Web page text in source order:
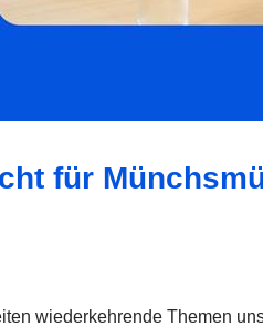
für
wiederkehrende Themen